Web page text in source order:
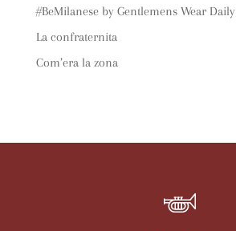
#BeMilanese by Gentlemens Wear Daily
La confraternita
Com’era la zona